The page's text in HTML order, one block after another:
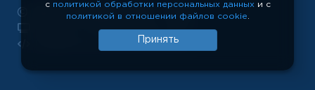
РУС «ГЦОЛИФК», 1918 — 2026
Показать полную версию сайта
Разработка сайта: temeshov.ru
с политикой обработки персональных данных и с
политикой в отношении файлов cookie
Принять